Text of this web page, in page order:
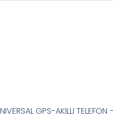
GPS-AKILLI TELEFON